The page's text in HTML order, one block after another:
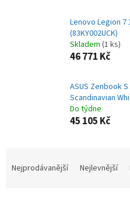
Lenovo Legion 7
(83KY002UCK)
Skladem (1 ks)
46 771 Kč
ASUS Zenbook S
Scandinavian
Do týdne
45 105 Kč
Nejprodávanější Nejlevnější